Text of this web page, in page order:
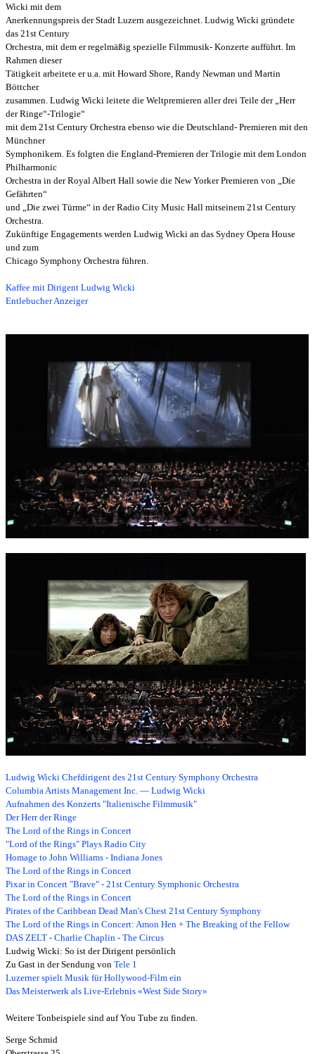
Wicki mit dem
Anerkennungspreis der Stadt Luzern ausgezeichnet. Ludwig Wicki gründete
das 21st Century
Orchestra, mit dem er regelmäßig spezielle Filmmusik- Konzerte aufführt. Im
Rahmen dieser
Tätigkeit arbeitete er u.a. mit Howard Shore, Randy Newman und Martin
Böttcher
zusammen. Ludwig Wicki leitete die Weltpremieren aller drei Teile der „Herr
der Ringe“-Trilogie“
mit dem 21st Century Orchestra ebenso wie die Deutschland- Premieren mit den
Münchner
Symphonikern. Es folgten die England-Premieren der Trilogie mit dem London
Philharmonic
Orchestra in der Royal Albert Hall sowie die New Yorker Premieren von „Die
Gefährten“
und „Die zwei Türme“ in der Radio City Music Hall mitseinem 21st Century
Orchestra.
Zukünftige Engagements werden Ludwig Wicki an das Sydney Opera House
und zum
Chicago Symphony Orchestra führen.
Kaffee mit Dirigent Ludwig Wicki
Entlebucher Anzeiger
Ludwig Wicki Chefdirigent des 21st Century Symphony Orchestra
Columbia Artists Management Inc. — Ludwig Wicki
Aufnahmen des Konzerts "Italienische Filmmusik"
Der Herr der Ringe
The Lord of the Rings in Concert
"Lord of the Rings" Plays Radio City
Homage to John Williams - Indiana Jones
The Lord of the Rings in Concert
Pixar in Concert "Brave" - 21st Century Symphonic Orchestra
The Lord of the Rings in Concert
Pirates of the Caribbean Dead Man's Chest 21st Century Symphony
The Lord of the Rings in Concert: Amon Hen + The Breaking of the Fellow
DAS ZELT - Charlie Chaplin - The Circus
Ludwig Wicki: So ist der Dirigent persönlich
Zu Gast in der Sendung von Tele 1
Luzerner spielt Musik für Hollywood-Film ein
Das Meisterwerk als Live-Erlebnis «West Side Story»
Weitere Tonbeispiele sind auf You Tube zu finden.
Serge Schmid